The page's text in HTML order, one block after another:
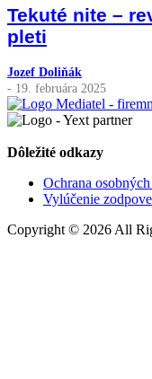
Tekuté nite –
pleti
Jozef Doliňák
- 19. februára 2025
Dôležité odkazy
Ochrana
Vylúčenie
Copyright © 2026 All